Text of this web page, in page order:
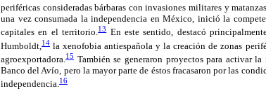
periféricas consideradas bárbaras con invasiones militares y
una vez consumada la independencia en México, inició la
capitales en el territorio.13En este sentido, destacó
Humboldt, 14 la xenofobia antiespañola y la creación de zonas
agroexportadora. 15 También se generaron proyectos para activar
Banco del Avío, pero la mayor parte de éstos fracasaron por las
independencia.16